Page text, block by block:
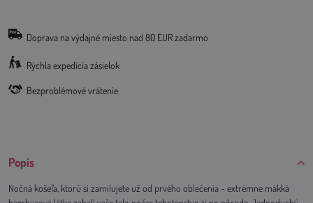
Doprava na výdajné miesto nad 80 EUR zadarmo
Rýchla expedícia zásielok
Bezproblémové vrátenie
Popis
Nočná košeľa, ktorú si zamilujete už od prvého oblečenia - extrémne mäkká